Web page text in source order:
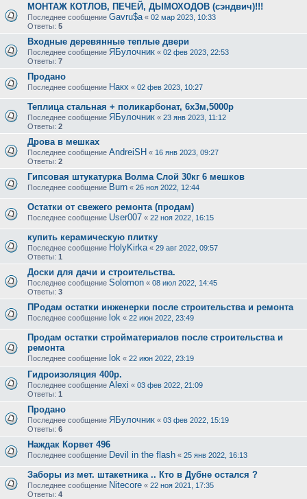
МОНТАЖ КОТЛОВ, ПЕЧЕЙ, ДЫМОХОДОВ (сэндвич)!!!
Последнее сообщение Gavru$a « 02 мар 2023, 10:33
Ответы: 5
Входные деревянные теплые двери
Последнее сообщение ЯБулочник « 02 фев 2023, 22:53
Ответы: 7
Продано
Последнее сообщение Накх « 02 фев 2023, 10:27
Теплица стальная + поликарбонат, 6х3м,5000р
Последнее сообщение ЯБулочник « 23 янв 2023, 11:12
Ответы: 2
Дрова в мешках
Последнее сообщение AndreiSH « 16 янв 2023, 09:27
Ответы: 2
Гипсовая штукатурка Волма Слой 30кг 6 мешков
Последнее сообщение Burn « 26 ноя 2022, 12:44
Остатки от свежего ремонта (продам)
Последнее сообщение User007 « 22 ноя 2022, 16:15
купить керамическую плитку
Последнее сообщение HolyKirka « 29 авг 2022, 09:57
Ответы: 1
Доски для дачи и строительства.
Последнее сообщение Solomon « 08 июл 2022, 14:45
Ответы: 3
ПРодам остатки инженерки после строительства и ремонта
Последнее сообщение lok « 22 июн 2022, 23:49
Продам остатки стройматериалов после строительства и
ремонта
Последнее сообщение lok « 22 июн 2022, 23:19
Гидроизоляция 400р.
Последнее сообщение Alexi « 03 фев 2022, 21:09
Ответы: 1
Продано
Последнее сообщение ЯБулочник « 03 фев 2022, 15:19
Ответы: 6
Наждак Корвет 496
Последнее сообщение Devil in the flash « 25 янв 2022, 16:13
Заборы из мет. штакетника .. Кто в Дубне остался ?
Последнее сообщение Nitecore « 22 ноя 2021, 17:35
Ответы: 4